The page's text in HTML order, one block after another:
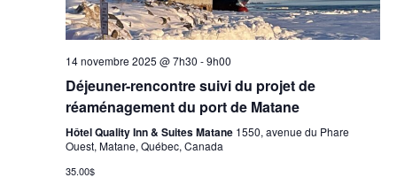
14 novembre 2025 @ 7h30 -9h00
Déjeuner-rencontre suivi du projet de
réaménagement du port de Matane
Hôtel Quality Inn & Suites Matane 1550, avenue du Phare
Ouest, Matane, Québec, Canada
35.00$